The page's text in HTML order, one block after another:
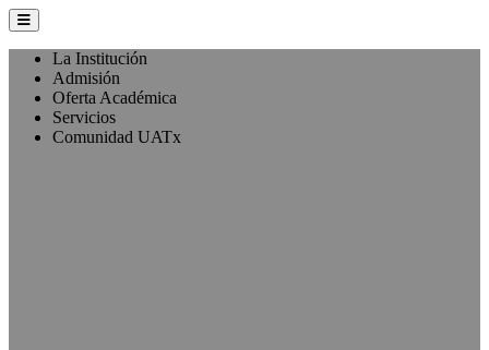
La Institución
Admisión
Oferta Académica
Servicios
Comunidad UATx